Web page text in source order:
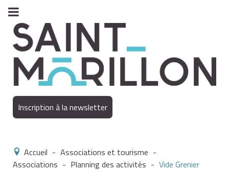
Inscription à la newsletter
Accueil - Associations et tourisme -
Associations - Planning des activités - Vide Grenier